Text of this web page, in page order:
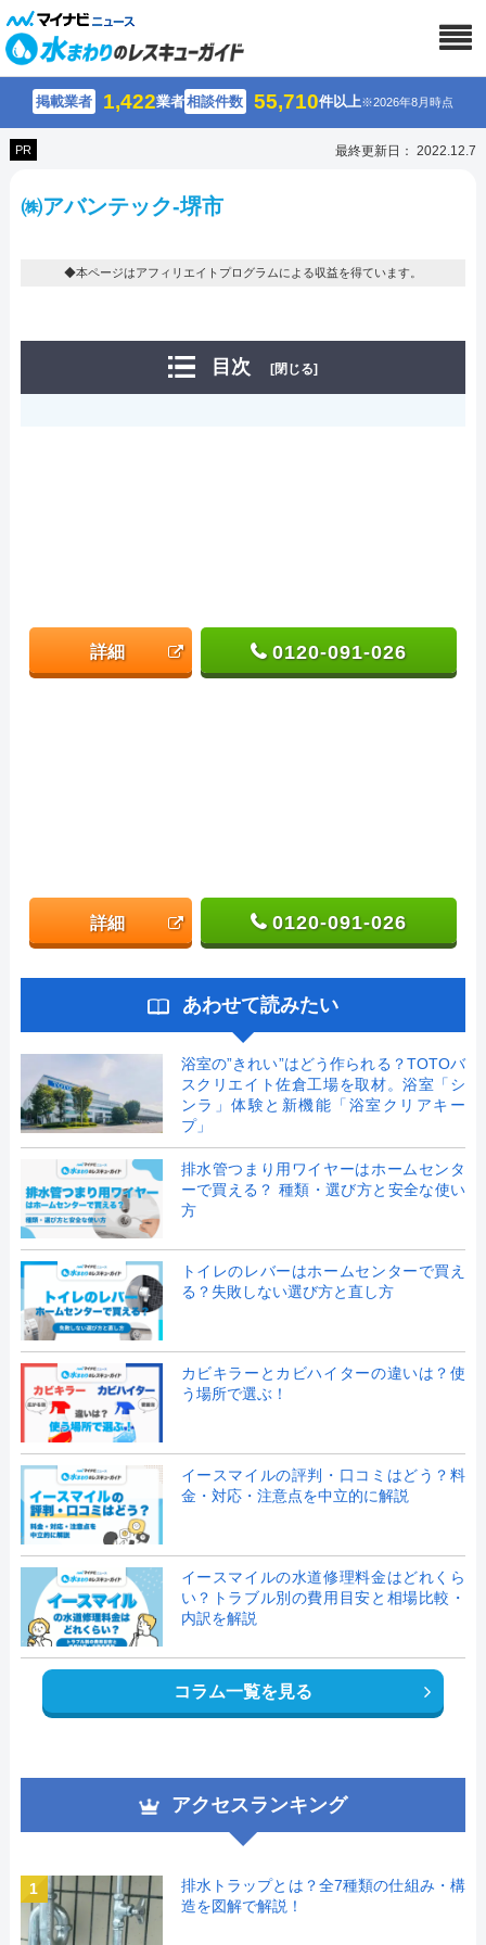
掲載業者 1,422業者相談件数 55,710件以上※2026年8月時点
PR 最終更新日： 2022.12.7
㈱アバンテック-堺市
◆本ページはアフィリエイトプログラムによる収益を得ています。
目次 [閉じる]
詳細 0120-091-026
詳細 0120-091-026
あわせて読みたい
浴室の”きれい”はどう作られる？TOTOバ
スクリエイト佐倉工場を取材。浴室「シ
ンラ」体験と新機能「浴室クリアキー
プ」
排水管つまり用ワイヤーはホームセンタ
ーで買える？ 種類・選び方と安全な使い
方
トイレのレバーはホームセンターで買え
る？失敗しない選び方と直し方
カビキラーとカビハイターの違いは？使
う場所で選ぶ！
イースマイルの評判・口コミはどう？料
金・対応・注意点を中立的に解説
イースマイルの水道修理料金はどれくら
い？トラブル別の費用目安と相場比較・
内訳を解説
コラム一覧を見る
アクセスランキング
1
排水トラップとは？全7種類の仕組み・構
造を図解で解説！